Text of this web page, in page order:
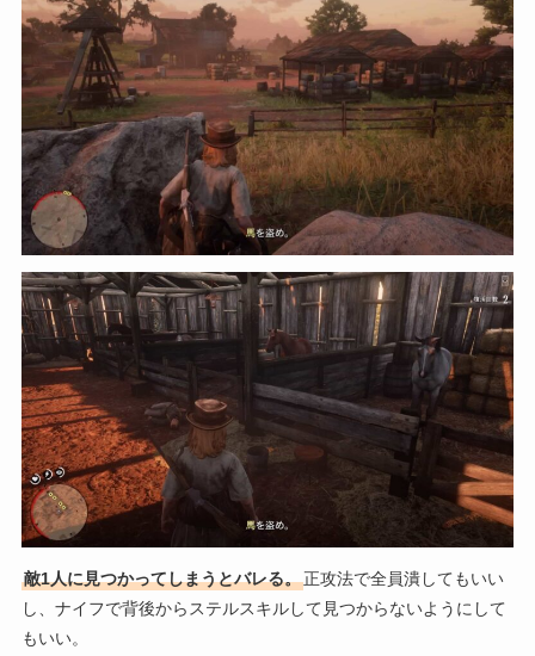
敵1人に見つかってしまうとバレる。正攻法で全員潰してもいい
し、ナイフで背後からステルスキルして見つからないようにして
もいい。